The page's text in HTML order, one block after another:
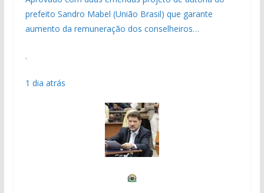
prefeito Sandro Mabel (União Brasil) que garante
aumento da remuneração dos conselheiros…
.
1 dia atrás